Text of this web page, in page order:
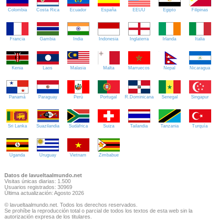
Colombia Costa Rica Ecuador España EEUU Egipto Filipinas
Francia Gambia India Indonesia Inglaterra Irlanda Italia
Kenia Laos Malasia Malta Marruecos Nepal Nicaragua
Panamá Paraguay Perú Portugal R.Dominicana Senegal Singapur
Sri Lanka Suazilandia Sudáfrica Suiza Tailandia Tanzania Turquía
Uganda Uruguay Vietnam Zimbabue
Datos de lavueltaalmundo.net
Visitas únicas diarias: 1.500
Usuarios registrados: 30969
Última actualización: Agosto 2026
© lavueltaalmundo.net. Todos los derechos reservados.
Se prohíbe la reproducción total o parcial de todos los textos de esta web sin la
autorización expresa de los titulares.